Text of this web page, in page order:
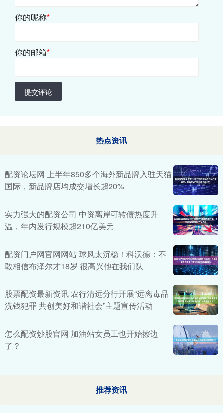
你的昵称*
你的邮箱*
提交评论
热点资讯
配资论坛网 上半年850多个海外新品牌入驻天猫
国际，新品牌店均成交增长超20%
实力强大的配资公司 中资离岸可转债热度升
温，年内发行规模超210亿美元
配资门户网官网网站 球风太沉稳！科沃德：不
敢相信布泽尔才18岁 很高兴他在我们队
股票配资最新资讯 农行清远分行开展“远离毒品
洗钱犯罪 共创美好和谐社会”主题宣传活动
怎么配资炒股官网 加油站女员工也开始擦边
了？
推荐资讯